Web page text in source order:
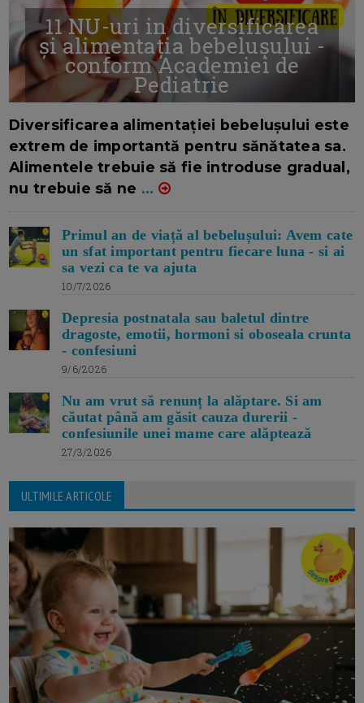
11 NU-uri in diversificarea
și alimentația bebelușului -
conform Academiei de
Pediatrie
Diversificarea alimentației bebelușului este
extrem de importantă pentru sănătatea sa.
Alimentele trebuie să fie introduse gradual,
nu trebuie să ne ...
Primul an de viață al bebelușului: Avem cate
un sfat important pentru fiecare luna - si ai
sa vezi ca te va ajuta
10/7/2026
Depresia postnatala sau baletul dintre
dragoste, emotii, hormoni si oboseala crunta
- confesiuni
9/6/2026
Nu am vrut să renunț la alăptare. Si am
căutat până am găsit cauza durerii -
confesiunile unei mame care alăptează
27/3/2026
ULTIMILE ARTICOLE